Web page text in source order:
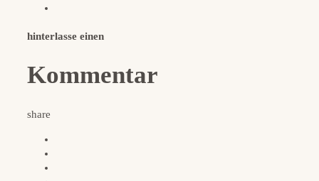
hinterlasse einen
Kommentar
share